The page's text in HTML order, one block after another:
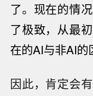
了。现在的情
了极致，从最
在的AI与非AI的
因此，肯定会